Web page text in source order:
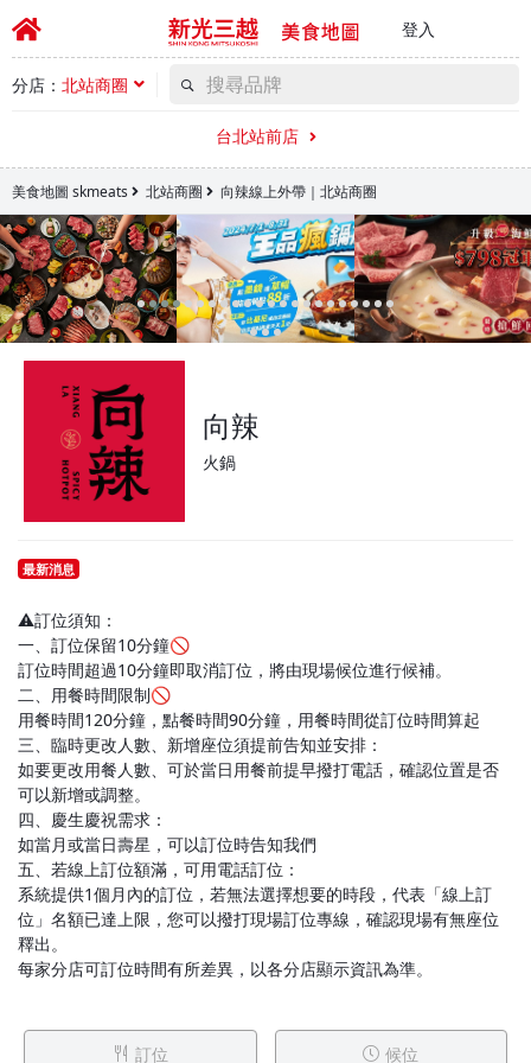
登入
分店： 北站商圈
台北站前店
美食地圖 skmeats 北站商圈 向辣線上外帶｜北站商圈
向辣
火鍋
最新消息
⚠️訂位須知：
一、訂位保留10分鐘🚫
訂位時間超過10分鐘即取消訂位，將由現場候位進行候補。
二、用餐時間限制🚫
用餐時間120分鐘，點餐時間90分鐘，用餐時間從訂位時間算起
三、臨時更改人數、新增座位須提前告知並安排：
如要更改用餐人數、可於當日用餐前提早撥打電話，確認位置是否
可以新增或調整。
四、慶生慶祝需求：
如當月或當日壽星，可以訂位時告知我們
五、若線上訂位額滿，可用電話訂位：
系統提供1個月內的訂位，若無法選擇想要的時段，代表「線上訂
位」名額已達上限，您可以撥打現場訂位專線，確認現場有無座位
釋出。
每家分店可訂位時間有所差異，以各分店顯示資訊為準。
訂位 候位